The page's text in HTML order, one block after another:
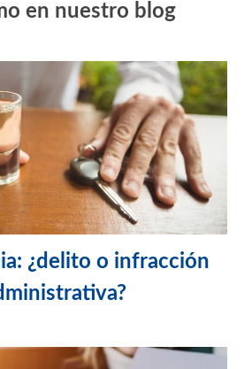
en nuestro blog
¿delito o infracción